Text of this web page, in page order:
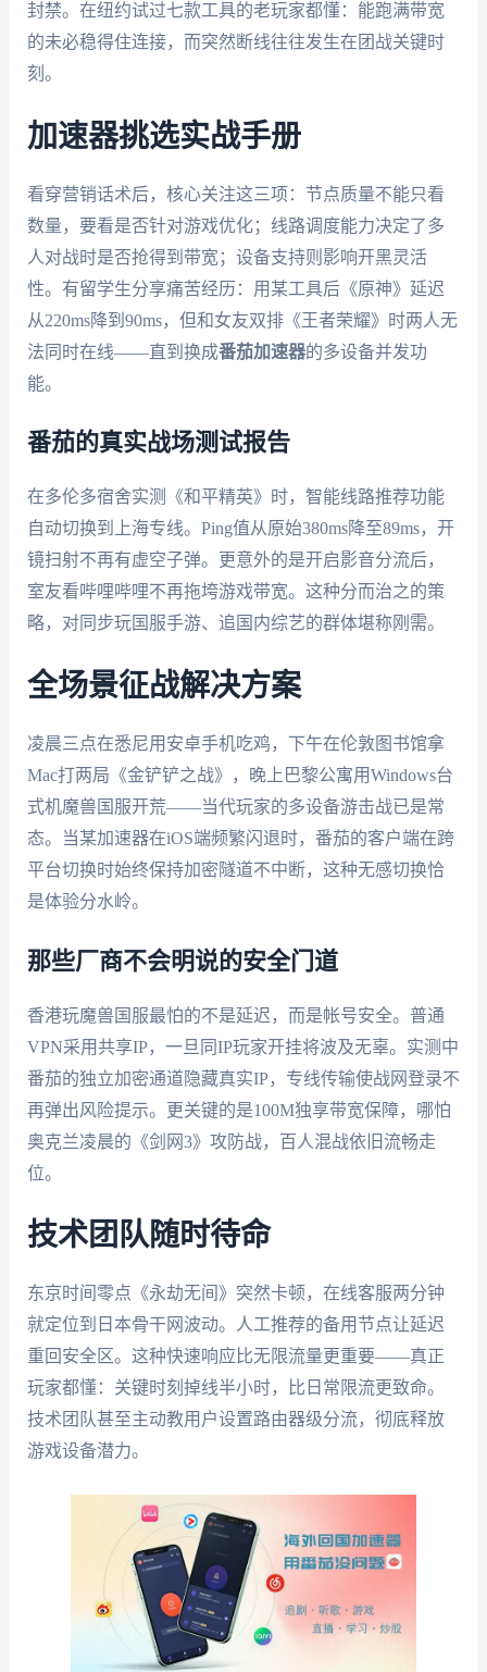
封禁。在纽约试过七款工具的老玩家都懂：能跑满带宽
的未必稳得住连接，而突然断线往往发生在团战关键时
刻。
加速器挑选实战手册
看穿营销话术后，核心关注这三项：节点质量不能只看
数量，要看是否针对游戏优化；线路调度能力决定了多
人对战时是否抢得到带宽；设备支持则影响开黑灵活
性。有留学生分享痛苦经历：用某工具后《原神》延迟
从220ms降到90ms，但和女友双排《王者荣耀》时两人无
法同时在线——直到换成番茄加速器的多设备并发功
能。
番茄的真实战场测试报告
在多伦多宿舍实测《和平精英》时，智能线路推荐功能
自动切换到上海专线。Ping值从原始380ms降至89ms，开
镜扫射不再有虚空子弹。更意外的是开启影音分流后，
室友看哔哩哔哩不再拖垮游戏带宽。这种分而治之的策
略，对同步玩国服手游、追国内综艺的群体堪称刚需。
全场景征战解决方案
凌晨三点在悉尼用安卓手机吃鸡，下午在伦敦图书馆拿
Mac打两局《金铲铲之战》，晚上巴黎公寓用Windows台
式机魔兽国服开荒——当代玩家的多设备游击战已是常
态。当某加速器在iOS端频繁闪退时，番茄的客户端在跨
平台切换时始终保持加密隧道不中断，这种无感切换恰
是体验分水岭。
那些厂商不会明说的安全门道
香港玩魔兽国服最怕的不是延迟，而是帐号安全。普通
VPN采用共享IP，一旦同IP玩家开挂将波及无辜。实测中
番茄的独立加密通道隐藏真实IP，专线传输使战网登录不
再弹出风险提示。更关键的是100M独享带宽保障，哪怕
奥克兰凌晨的《剑网3》攻防战，百人混战依旧流畅走
位。
技术团队随时待命
东京时间零点《永劫无间》突然卡顿，在线客服两分钟
就定位到日本骨干网波动。人工推荐的备用节点让延迟
重回安全区。这种快速响应比无限流量更重要——真正
玩家都懂：关键时刻掉线半小时，比日常限流更致命。
技术团队甚至主动教用户设置路由器级分流，彻底释放
游戏设备潜力。